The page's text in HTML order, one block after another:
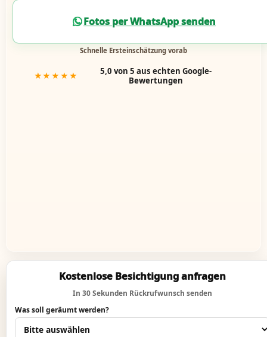
Fotos per WhatsApp senden
Schnelle Ersteinschätzung vorab
★★★★★
5,0 von 5 aus echten Google-
Bewertungen
Kostenlose Besichtigung anfragen
In 30 Sekunden Rückrufwunsch senden
Was soll geräumt werden?